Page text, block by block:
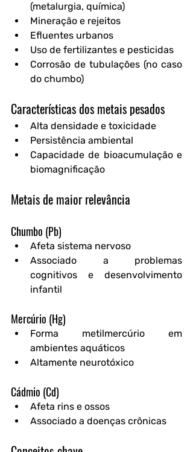
(metalurgia, química)
Mineração e rejeitos
Efluentes urbanos
Uso de fertilizantes e pesticidas
Corrosão de tubulações (no caso
do chumbo)
Características dos metais pesados
Alta densidade e toxicidade
Persistência ambiental
Capacidade de bioacumulação e
biomagnificação
Metais de maior relevância
Chumbo (Pb)
Afeta sistema nervoso
Associado a problemas
cognitivos e desenvolvimento
infantil
Mercúrio (Hg)
Forma metilmercúrio em
ambientes aquáticos
Altamente neurotóxico
Cádmio (Cd)
Afeta rins e ossos
Associado a doenças crônicas